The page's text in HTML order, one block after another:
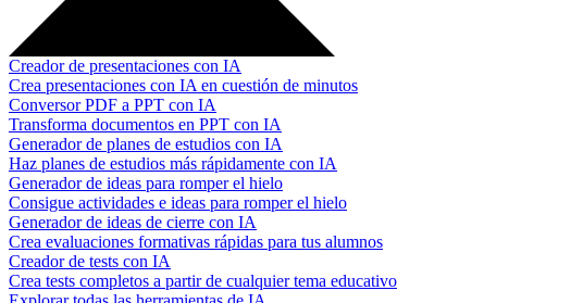
Creador de presentaciones con IA
Crea presentaciones con IA en cuestión de minutos
Conversor PDF a PPT con IA
Transforma documentos en PPT con IA
Generador de planes de estudios con IA
Haz planes de estudios más rápidamente con IA
Generador de ideas para romper el hielo
Consigue actividades e ideas para romper el hielo
Generador de ideas de cierre con IA
Crea evaluaciones formativas rápidas para tus alumnos
Creador de tests con IA
Crea tests completos a partir de cualquier tema educativo